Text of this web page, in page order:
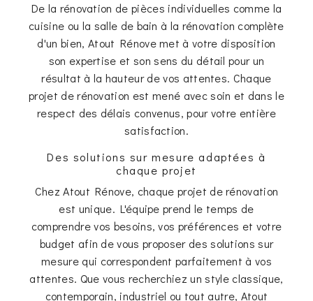
De la rénovation de pièces individuelles comme la
cuisine ou la salle de bain à la rénovation complète
d'un bien, Atout Rénove met à votre disposition
son expertise et son sens du détail pour un
résultat à la hauteur de vos attentes. Chaque
projet de rénovation est mené avec soin et dans le
respect des délais convenus, pour votre entière
satisfaction.
Des solutions sur mesure adaptées à
chaque projet
Chez Atout Rénove, chaque projet de rénovation
est unique. L'équipe prend le temps de
comprendre vos besoins, vos préférences et votre
budget afin de vous proposer des solutions sur
mesure qui correspondent parfaitement à vos
attentes. Que vous recherchiez un style classique,
contemporain, industriel ou tout autre, Atout